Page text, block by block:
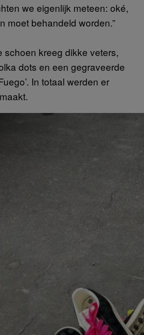
we eigenlijk meteen: oké,
moet behandeld worden.”
schoen kreeg dikke veters,
dots en een gegraveerde
In totaal werden er